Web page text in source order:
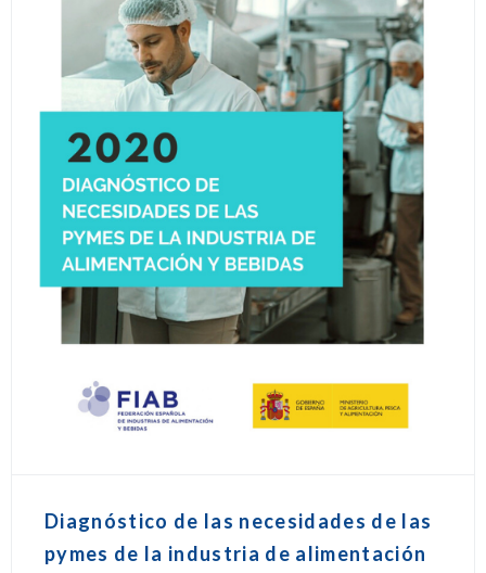
Diagnóstico de las necesidades de las
pymes de la industria de alimentación